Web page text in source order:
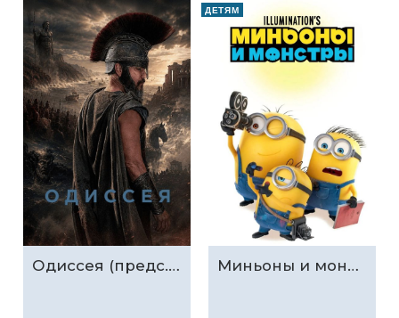
Одиссея (предс.обсл. & Три добрых дела)
ДЕТЯМ
Миньоны и монстры (предс.обсл. & Три добрых дела)